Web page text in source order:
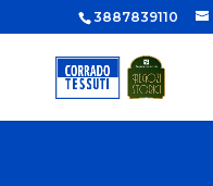
3887839110